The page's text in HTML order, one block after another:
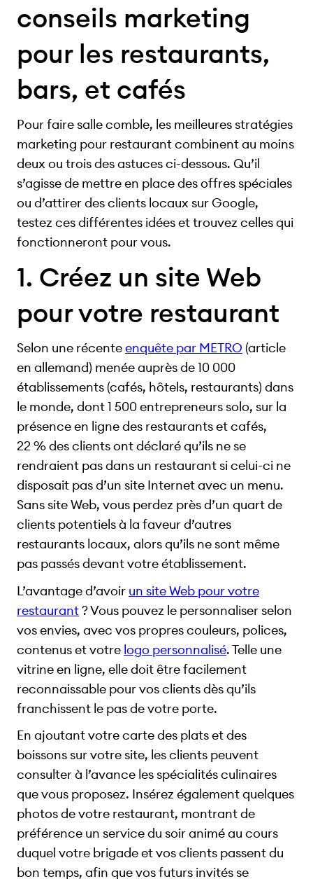
conseils marketing
pour les restaurants,
bars, et cafés
Pour faire salle comble, les meilleures stratégies
marketing pour restaurant combinent au moins
deux ou trois des astuces ci-dessous. Qu’il
s’agisse de mettre en place des offres spéciales
ou d’attirer des clients locaux sur Google,
testez ces différentes idées et trouvez celles qui
fonctionneront pour vous.
1. Créez un site Web
pour votre restaurant
Selon une récenteenquête par METRO (article
en allemand) menée auprès de 10 000
établissements (cafés, hôtels, restaurants) dans
le monde, dont 1 500 entrepreneurs solo, sur la
présence en ligne des restaurants et cafés,
22 % des clients ont déclaré qu’ils ne se
rendraient pas dans un restaurant si celui-ci ne
disposait pas d’un site Internet avec un menu.
Sans site Web, vous perdez près d’un quart de
clients potentiels à la faveur d’autres
restaurants locaux, alors qu’ils ne sont même
pas passés devant votre établissement.
L’avantage d’avoir un site Web pour votre
restaurant? Vous pouvez le personnaliser selon
vos envies, avec vos propres couleurs, polices,
contenus et votre logo personnalisé. Telle une
vitrine en ligne, elle doit être facilement
reconnaissable pour vos clients dès qu’ils
franchissent le pas de votre porte.
En ajoutant votre carte des plats et des
boissons sur votre site, les clients peuvent
consulter à l’avance les spécialités culinaires
que vous proposez. Insérez également quelques
photos de votre restaurant, montrant de
préférence un service du soir animé au cours
duquel votre brigade et vos clients passent du
bon temps, afin que vos futurs invités se